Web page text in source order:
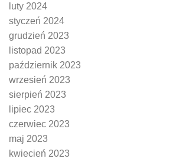
luty 2024
styczeń 2024
grudzień 2023
listopad 2023
październik 2023
wrzesień 2023
sierpień 2023
lipiec 2023
czerwiec 2023
maj 2023
kwiecień 2023